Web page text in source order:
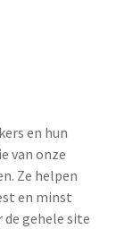
en hun
van onze
Ze helpen
en minst
gehele site